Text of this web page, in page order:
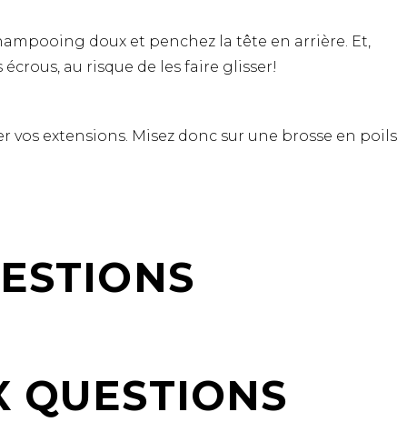
doux et penchez la tête en arrière. Et,
au risque de les faire glisser!
extensions. Misez donc sur une brosse en poils
QUESTIONS